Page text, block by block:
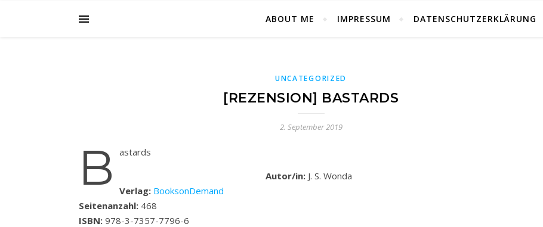
ABOUT ME IMPRESSUM DATENSCHUTZERKLÄRUNG
UNCATEGORIZED
[REZENSION] BASTARDS
2. September 2019
B
astards
Autor/in: J. S. Wonda
Verlag: BooksonDemand
Seitenanzahl: 468
ISBN: 978-3-7357-7796-6